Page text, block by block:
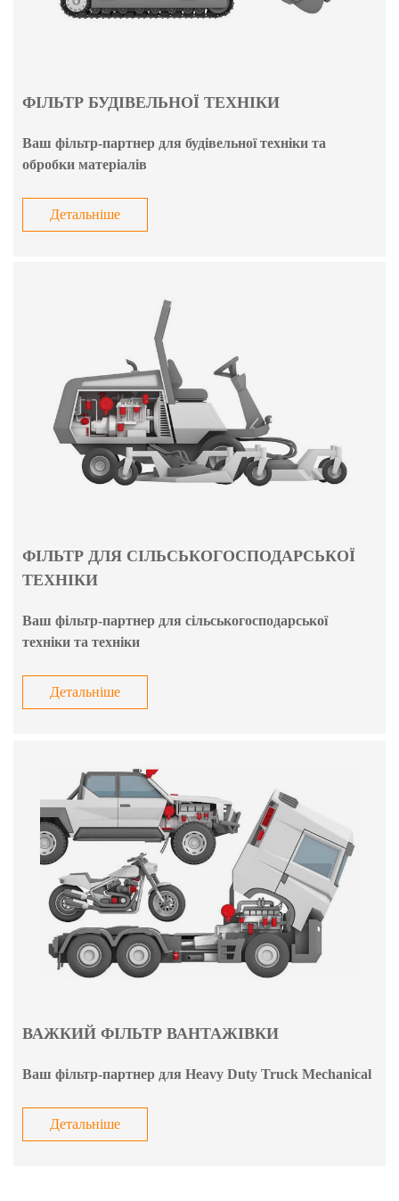
ФІЛЬТР БУДІВЕЛЬНОЇ ТЕХНІКИ
Ваш фільтр-партнер для будівельної техніки та
обробки матеріалів
Детальніше
ФІЛЬТР ДЛЯ СІЛЬСЬКОГОСПОДАРСЬКОЇ
ТЕХНІКИ
Ваш фільтр-партнер для сільськогосподарської
техніки та техніки
Детальніше
ВАЖКИЙ ФІЛЬТР ВАНТАЖІВКИ
Ваш фільтр-партнер для Heavy Duty Truck Mechanical
Детальніше